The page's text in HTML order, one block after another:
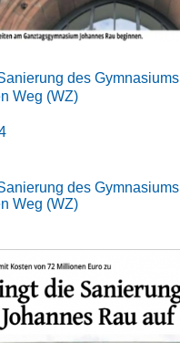
des Gymnasiums
Weg (WZ)
des Gymnasiums
Weg (WZ)